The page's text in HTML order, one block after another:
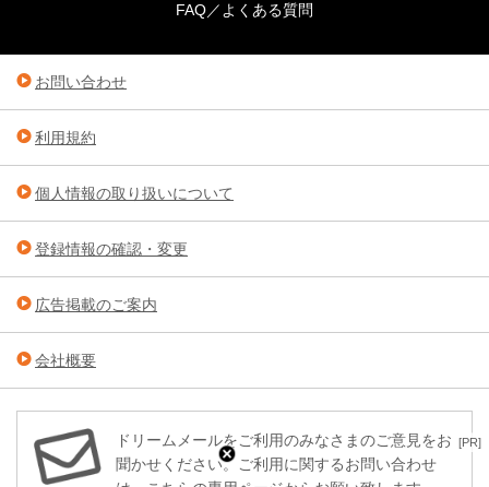
[PR]
FAQ／よくある質問
お問い合わせ
利用規約
個人情報の取り扱いについて
登録情報の確認・変更
広告掲載のご案内
会社概要
ドリームメールをご利用のみなさまのご意見をお
聞かせください。ご利用に関するお問い合わせ